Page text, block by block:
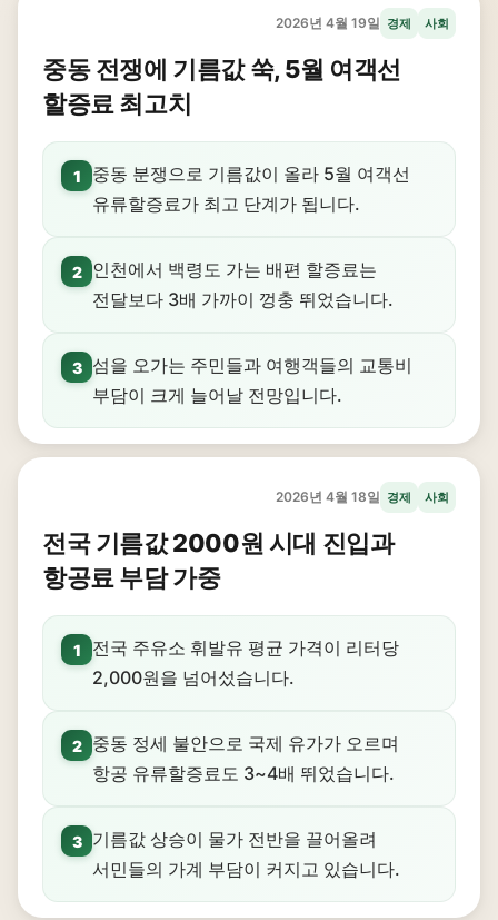
2026년 4월 19일 경제 사회
중동 전쟁에 기름값 쑥, 5월 여객선
할증료 최고치
1
중동 분쟁으로 기름값이 올라 5월 여객선
유류할증료가 최고 단계가 됩니다.
2
인천에서 백령도 가는 배편 할증료는
전달보다 3배 가까이 껑충 뛰었습니다.
3
섬을 오가는 주민들과 여행객들의 교통비
부담이 크게 늘어날 전망입니다.
2026년 4월 18일 경제 사회
전국 기름값 2000원 시대 진입과
항공료 부담 가중
1
전국 주유소 휘발유 평균 가격이 리터당
2,000원을 넘어섰습니다.
2
중동 정세 불안으로 국제 유가가 오르며
항공 유류할증료도 3~4배 뛰었습니다.
3
기름값 상승이 물가 전반을 끌어올려
서민들의 가계 부담이 커지고 있습니다.